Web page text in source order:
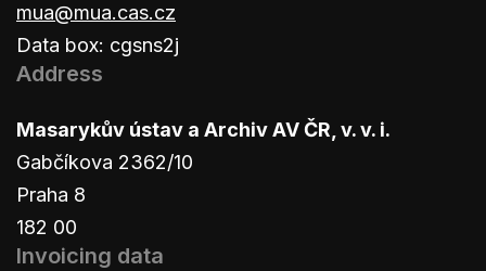
mua@mua.cas.cz
Data box: cgsns2j
Address
Masarykův ústav a Archiv AV ČR, v. v. i.
Gabčíkova 2362/10
Praha 8
182 00
Invoicing data